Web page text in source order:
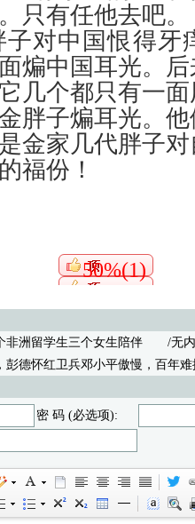
只有任他去吧。
子对中国恨得牙
煸中国耳光。
几个都只有一
胖子煸耳光。
金家几代胖子
福份！
50%(1)
非洲留学生三个女生陪伴 /无内
彭德怀红卫兵邓小平傲慢，百年难
密 码 (必选项):